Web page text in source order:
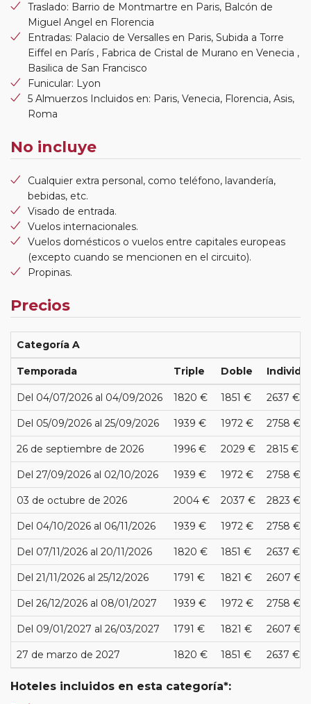
Traslado: Barrio de Montmartre en Paris, Balcón de
Miguel Angel en Florencia
Entradas: Palacio de Versalles en Paris, Subida a Torre
Eiffel en París , Fabrica de Cristal de Murano en Venecia ,
Basilica de San Francisco
Funicular: Lyon
5 Almuerzos Incluidos en: Paris, Venecia, Florencia, Asis,
Roma
No incluye
Cualquier extra personal, como teléfono, lavandería,
bebidas, etc.
Visado de entrada.
Vuelos internacionales.
Vuelos domésticos o vuelos entre capitales europeas
(excepto cuando se mencionen en el circuito).
Propinas.
Precios
Categoría A
Temporada Triple Doble
Del 04/07/2026 al 04/09/2026 1820 € 1851 € 2637 €
Del 05/09/2026 al 25/09/2026 1939 € 1972 € 2758 €
26 de septiembre de 2026 1996 € 2029 € 2815 €
Del 27/09/2026 al 02/10/2026 1939 € 1972 € 2758 €
03 de octubre de 2026 2004 € 2037 € 2823 €
Del 04/10/2026 al 06/11/2026 1939 € 1972 € 2758 €
Del 07/11/2026 al 20/11/2026 1820 € 1851 € 2637 €
Del 21/11/2026 al 25/12/2026 1791 € 1821 € 2607 €
Del 26/12/2026 al 08/01/2027 1939 € 1972 € 2758 €
Del 09/01/2027 al 26/03/2027 1791 € 1821 € 2607 €
27 de marzo de 2027 1820 € 1851 € 2637 €
Hoteles incluidos en esta categoría*: